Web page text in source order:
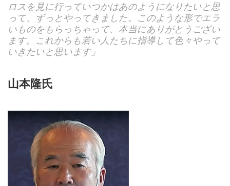
ロスを見に行っていつかはあのようになりたいと思
って、ずっとやってきました。このような形でエラ
いものをもらっちゃって、本当にありがとうござい
ます。これからも若い人たちに指導して色々やって
いきたいと思います」
山本隆氏